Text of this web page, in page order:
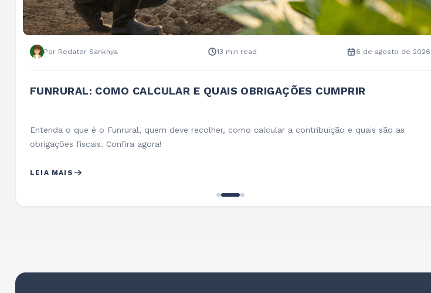
Por Redator Sankhya 13 min read 6 de agosto de 2026
FUNRURAL: COMO CALCULAR E QUAIS OBRIGAÇÕES CUMPRIR
Entenda o que é o Funrural, quem deve recolher, como calcular a contribuição e quais são as
obrigações fiscais. Confira agora!
LEIA MAIS